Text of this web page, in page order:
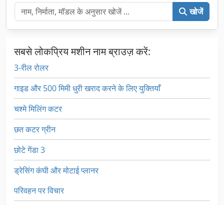
खोजें
सबसे लोकप्रिय मशीन नाम ब्राउज़ करें:
3-रील रोलर
गाइड और 500 मिमी धुरी खराद करने के लिए युक्तियाँ
चश्मे मिलिंग कटर
छत कटर ग्रीन
छोटे गेंडा 3
ड्रेसिंग कंघी और मोटाई प्लानर
परिवहन पर विचार